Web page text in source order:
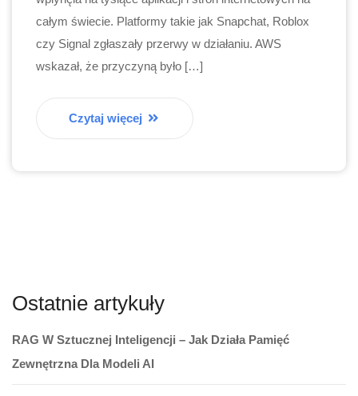
całym świecie. Platformy takie jak Snapchat, Roblox
czy Signal zgłaszały przerwy w działaniu. AWS
wskazał, że przyczyną było […]
Czytaj więcej
Ostatnie artykuły
RAG W Sztucznej Inteligencji – Jak Działa Pamięć
Zewnętrzna Dla Modeli AI